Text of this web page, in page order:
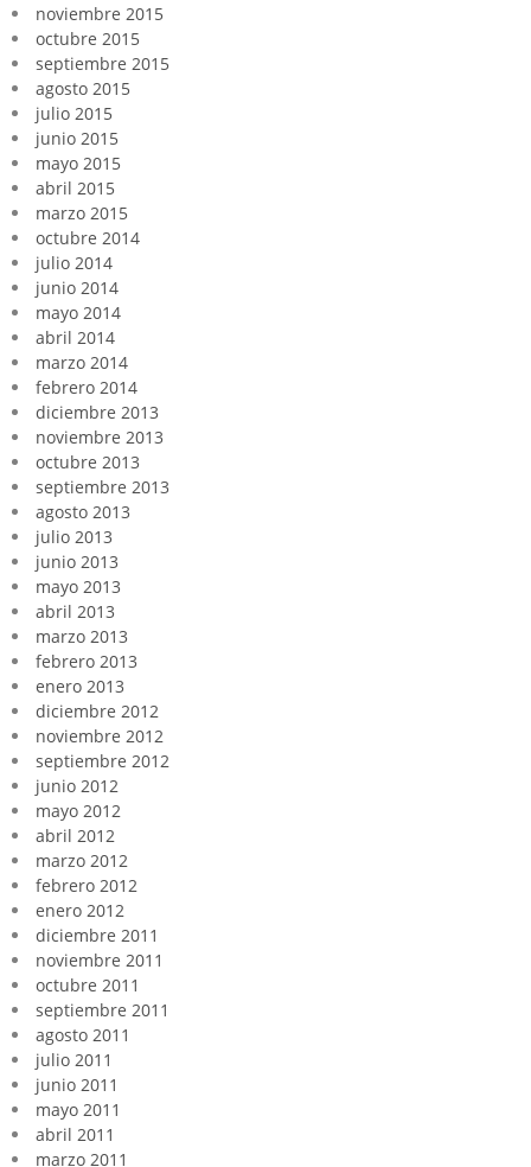
noviembre 2015
octubre 2015
septiembre 2015
agosto 2015
julio 2015
junio 2015
mayo 2015
abril 2015
marzo 2015
octubre 2014
julio 2014
junio 2014
mayo 2014
abril 2014
marzo 2014
febrero 2014
diciembre 2013
noviembre 2013
octubre 2013
septiembre 2013
agosto 2013
julio 2013
junio 2013
mayo 2013
abril 2013
marzo 2013
febrero 2013
enero 2013
diciembre 2012
noviembre 2012
septiembre 2012
junio 2012
mayo 2012
abril 2012
marzo 2012
febrero 2012
enero 2012
diciembre 2011
noviembre 2011
octubre 2011
septiembre 2011
agosto 2011
julio 2011
junio 2011
mayo 2011
abril 2011
marzo 2011